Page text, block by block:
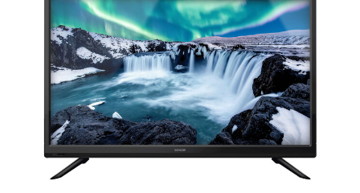
ΥΓΕΊΑ ΚΑΙ ΟΜΟΡΦΙΆ
ΕΊΔΗ ΓΡΑΦΕΊΟΥ ΚΑΙ ΚΑΛΏΔΙΑ